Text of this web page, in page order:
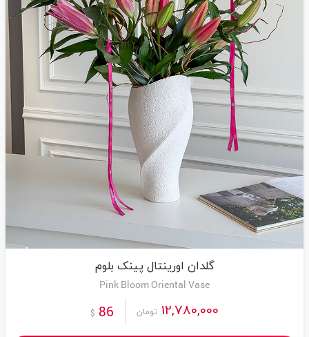
گلدان اورینتال پینک بلوم
Pink Bloom Oriental Vase
12,780,000 تومان 86
$